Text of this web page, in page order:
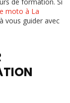
moto à La
vous guider avec